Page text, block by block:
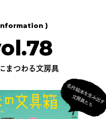
)
まつわる文房具
名
作
絵
本
を
生
み
出
す
文
房
具
た
ち